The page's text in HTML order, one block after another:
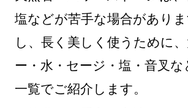
塩などが苦手な場合があり
し、長く美しく使うために
ー・水・セージ・塩・音叉
一覧でご紹介します。